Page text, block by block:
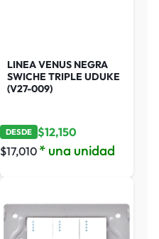
LINEA VENUS NEGRA
SWICHE TRIPLE UDUKE
(V27-009)
DESDE $12,150
$17,010 * una unidad